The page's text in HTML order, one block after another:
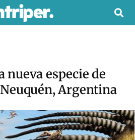
nueva especie de
Argentina